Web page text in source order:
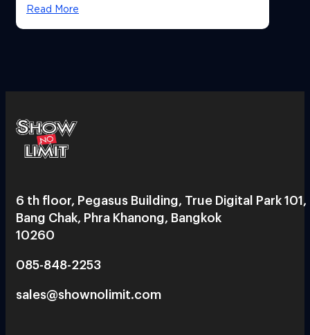
Read More
6 th floor, Pegasus Building, True Digital Park 101,
Bang Chak, Phra Khanong, Bangkok
10260
085-848-2253
sales@shownolimit.com